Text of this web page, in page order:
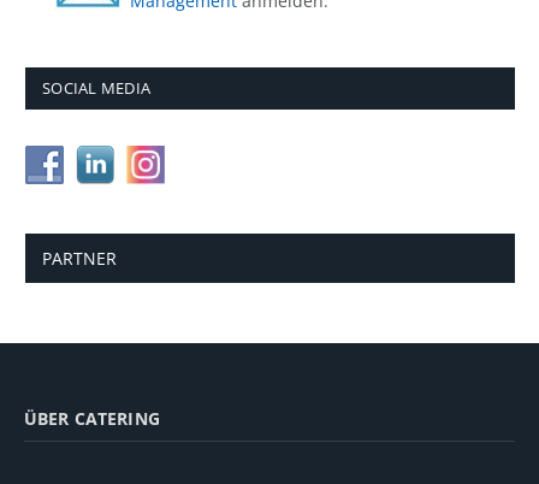
SOCIAL MEDIA
PARTNER
ÜBER CATERING